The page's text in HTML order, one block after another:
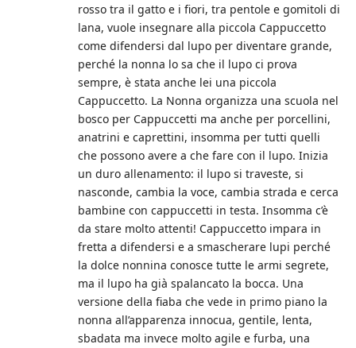
rosso tra il gatto e i fiori, tra pentole e gomitoli di
lana, vuole insegnare alla piccola Cappuccetto
come difendersi dal lupo per diventare grande,
perché la nonna lo sa che il lupo ci prova
sempre, è stata anche lei una piccola
Cappuccetto. La Nonna organizza una scuola nel
bosco per Cappuccetti ma anche per porcellini,
anatrini e caprettini, insomma per tutti quelli
che possono avere a che fare con il lupo. Inizia
un duro allenamento: il lupo si traveste, si
nasconde, cambia la voce, cambia strada e cerca
bambine con cappuccetti in testa. Insomma c’è
da stare molto attenti! Cappuccetto impara in
fretta a difendersi e a smascherare lupi perché
la dolce nonnina conosce tutte le armi segrete,
ma il lupo ha già spalancato la bocca. Una
versione della fiaba che vede in primo piano la
nonna all’apparenza innocua, gentile, lenta,
sbadata ma invece molto agile e furba, una